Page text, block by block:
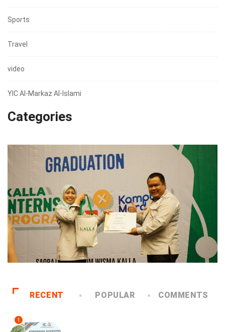
Sports
Travel
video
YIC Al-Markaz Al-Islami
Categories
RECENT POPULAR COMMENTS
1